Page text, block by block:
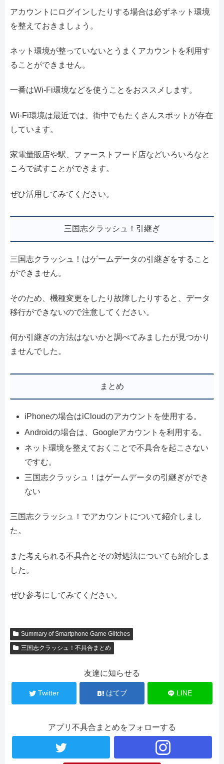
アカウントにログインしたりする場合は必ずネット環境
を整えておきましょう。
ネット環境が整っていないとうまくアカウントを利用す
ることができません。
一番はWi-Fi環境などを使うことをおススメします。
Wi-Fi環境は最近では、街中でもたくさんスポットが存在
しています。
家電量販店や駅、ファーストフード店などいろいろなと
ころで試すことができます。
ぜひ活用してみてください。
三国志クラッシュ！引継ぎ
三国志クラッシュ！はゲームデータの引継ぎをすること
ができません。
そのため、機種変更をしたり故障したりすると、データ
移行ができないので注意してください。
何か引継ぎの方法はないかと調べてみましたが見つかり
ませんでした。
まとめ
iPhoneの場合はiCloudのアカウントを使用する。
Androidの場合は、Googleアカウントを利用する。
ネット環境を整えておくことで不具合を起こさない
ですむ。
三国志クラッシュ！はゲームデータの引継ぎができ
ない
三国志クラッシュ！でアカウントについて紹介しまし
た。
また考えられる不具合とその対処法についても紹介しま
した。
ぜひ参考にしてみてください。
Summary of Smartphone Game Glitches
三国志クラッシュ！不具合まとめ
友達に知らせる
Twitter はてブ LINE
アプリ不具合まとめをフォローする